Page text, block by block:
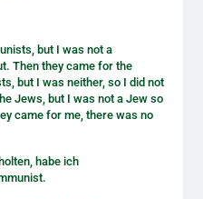
but I was not a
Then they came for the
but I was neither, so I did not
Jews, but I was not a Jew so
came for me, there was no
habe ich